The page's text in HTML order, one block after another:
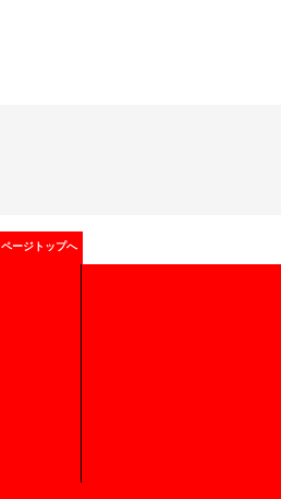
ページトップへ